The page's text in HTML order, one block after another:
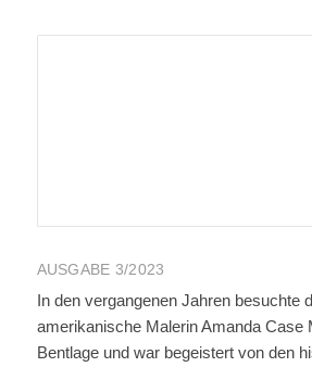
AUSGABE 3/2023
In den vergangenen Jahren besuchte
amerikanische Malerin Amanda Case
Bentlage und war begeistert von den